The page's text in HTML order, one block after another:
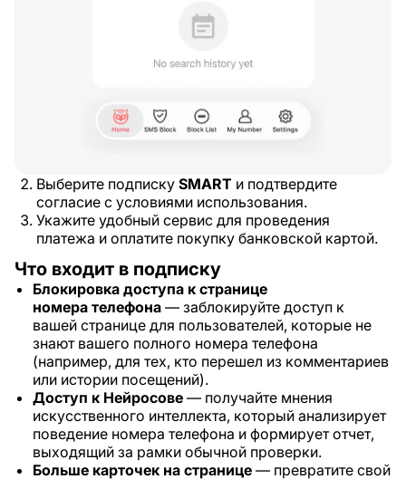
Выберите подписку SMART и подтвердите
согласие с условиями использования.
Укажите удобный сервис для проведения
платежа и оплатите покупку банковской картой.
Что входит в подписку
Блокировка доступа к странице
номера телефона — заблокируйте доступ к
вашей странице для пользователей, которые не
знают вашего полного номера телефона
(например, для тех, кто перешел из комментариев
или истории посещений).
Доступ к Нейросове — получайте мнения
искусственного интеллекта, который анализирует
поведение номера телефона и формирует отчет,
выходящий за рамки обычной проверки.
Больше карточек на странице — превратите свой